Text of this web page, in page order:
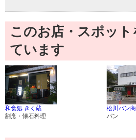
このお店・スポッ
ています
和食処 きく蔵
割烹・懐石料理
松川パン
パン